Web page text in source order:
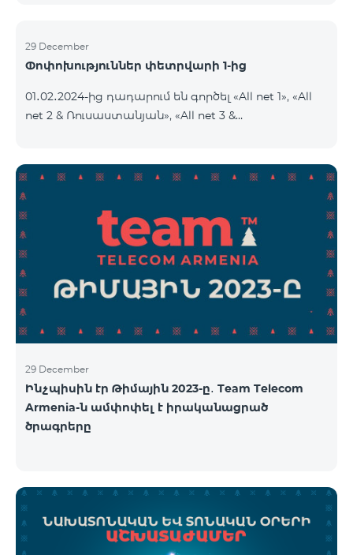
29 December
Փոփոխություններ փետրվարի 1-ից
01․02․2024-ից դադարում են գործել «All net 1», «All
net 2 & Ռուսաստանյան», «All net 3 &
գործող բաժանորդները կօգտվեն նոր
ստորև ներկայացված աղյուսակի․ Հին
սակագնային փաթեթ Նոր սակագնային փաթեթ
All Net 1 Pro 3700 All Net 2&Ռուսաստանյան Pro
Pro 3700 Լիդեր L
29 December
Ինչպիսին էր Թիմային 2023-ը․ Team Telecom
Armenia-ն ամփոփել է իրականացրած
ծրագրերը